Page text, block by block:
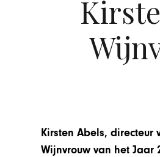
Kirsten Abels, directeur
Wijnvrouw van het